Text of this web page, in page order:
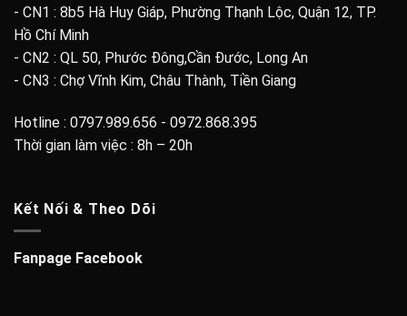
- CN1 : 8b5 Hà Huy Giáp, Phường Thạnh Lộc, Quận 12, TP.
Hồ Chí Minh
- CN2 : QL 50, Phước Đông,Cần Đước, Long An
- CN3 : Chợ Vĩnh Kim, Châu Thành, Tiền Giang
Hotline : 0797.989.656 - 0972.868.395
Thời gian làm việc : 8h – 20h
Kết Nối & Theo Dõi
Fanpage Facebook